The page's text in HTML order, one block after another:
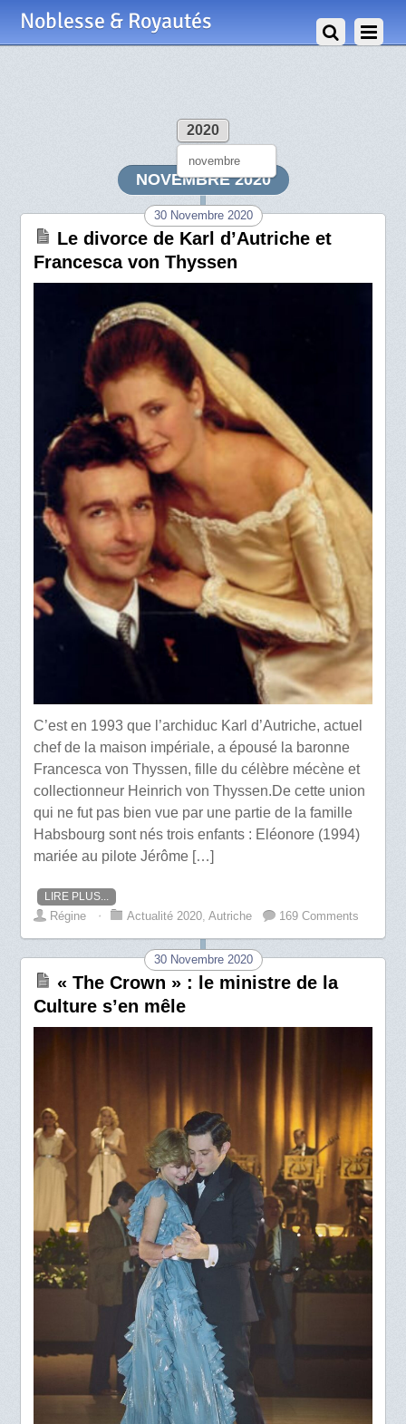
Noblesse & Royautés
2020
novembre
NOVEMBRE 2020
30 Novembre 2020
Le divorce de Karl d’Autriche et
Francesca von Thyssen
C’est en 1993 que l’archiduc Karl d’Autriche, actuel
chef de la maison impériale, a épousé la baronne
Francesca von Thyssen, fille du célèbre mécène et
collectionneur Heinrich von Thyssen.De cette union
qui ne fut pas bien vue par une partie de la famille
Habsbourg sont nés trois enfants : Eléonore (1994)
mariée au pilote Jérôme […]
LIRE PLUS...
Régine ⋅ Actualité 2020,Autriche 169 Comments
30 Novembre 2020
« The Crown » : le ministre de la
Culture s’en mêle